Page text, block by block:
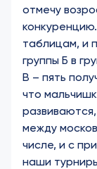
отмечу
таблицам, и
группы Б в
В – пять
что
между
числе, и с
наши